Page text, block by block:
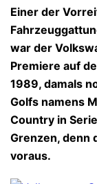
Einer der
war der
Premiere auf
1989, damals
Golfs namens
Country in
Grenzen, denn
voraus.